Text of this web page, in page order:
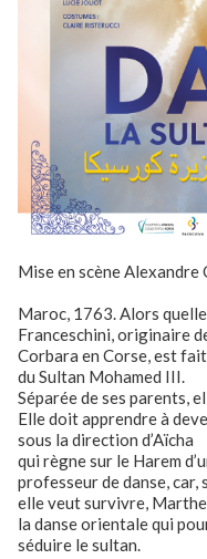
Mise en scène
Maroc, 1763. Alors
Franceschini, originaire
Corbara en Corse, est
du Sultan Mohamed III.
Séparée de ses parents,
Elle doit apprendre à
sous la direction d’Aïcha
qui règne sur le Harem
professeur de danse, car,
elle veut survivre,
la danse orientale qui
séduire le sultan.